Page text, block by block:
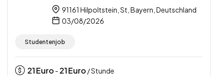
91161 Hilpoltstein, St, Bayern, Deutschland
03/08/2026
Studentenjob
21Euro - 21Euro / Stunde